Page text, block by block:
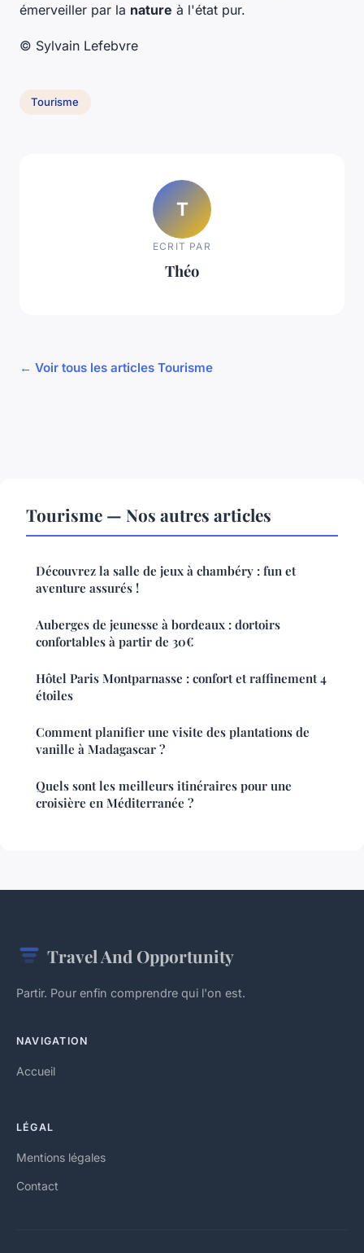
émerveiller par la nature à l'état pur.
© Sylvain Lefebvre
Tourisme
T
ECRIT PAR
Théo
← Voir tous les articles Tourisme
Tourisme — Nos autres articles
Découvrez la salle de jeux à chambéry : fun et
aventure assurés !
Auberges de jeunesse à bordeaux : dortoirs
confortables à partir de 30€
Hôtel Paris Montparnasse : confort et raffinement 4
étoiles
Comment planifier une visite des plantations de
vanille à Madagascar ?
Quels sont les meilleurs itinéraires pour une
croisière en Méditerranée ?
Travel And Opportunity
Partir. Pour enfin comprendre qui l'on est.
NAVIGATION
Accueil
LÉGAL
Mentions légales
Contact